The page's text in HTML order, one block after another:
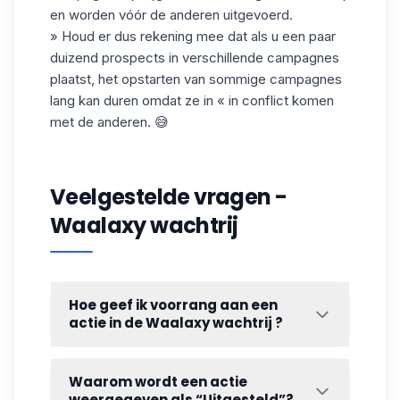
en worden vóór de anderen uitgevoerd.
» Houd er dus rekening mee dat als u een paar
duizend prospects in verschillende campagnes
plaatst, het opstarten van sommige campagnes
lang kan duren omdat ze in « in conflict komen
met de anderen. 😅
Veelgestelde vragen -
Waalaxy wachtrij
Hoe geef ik voorrang aan een
actie in de Waalaxy wachtrij ?
effectief, maar soms wil je bepaalde acties
voorrang geven boven andere.
Waarom wordt een actie